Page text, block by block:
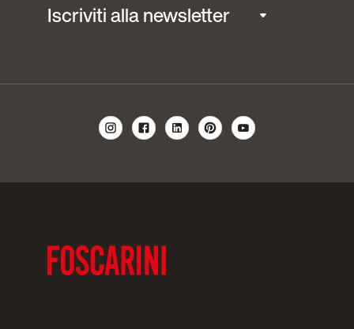
Iscriviti alla newsletter